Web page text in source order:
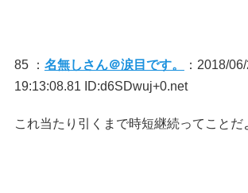
85 ： 名無しさん＠涙目です。
：2018/
19:13:08.81 ID:d6SDwuj+0.net
これ当たり引くまで時短継続ってことだ